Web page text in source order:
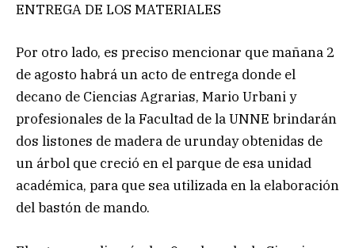
ENTREGA DE LOS MATERIALES
Por otro lado, es preciso mencionar que mañana 2
de agosto habrá un acto de entrega donde el
decano de Ciencias Agrarias, Mario Urbani y
profesionales de la Facultad de la UNNE brindarán
dos listones de madera de urunday obtenidas de
un árbol que creció en el parque de esa unidad
académica, para que sea utilizada en la elaboración
del bastón de mando.